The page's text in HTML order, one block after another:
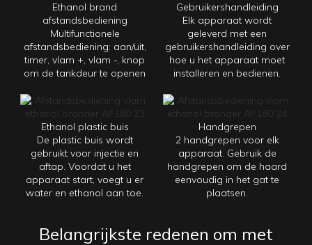
Ethanol brand
afstandsbediening
Multifunctionele
afstandsbediening: aan/uit,
timer, vlam +, vlam -, knop
om de tankdeur te openen
Gebruikershandleiding
Elk apparaat wordt
geleverd met een
gebruikershandleiding over
hoe u het apparaat moet
installeren en bedienen.
Ethanol plastic buis
De plastic buis wordt
gebruikt voor injectie en
aftap. Voordat u het
apparaat start, voegt u er
water en ethanol aan toe.
Handgrepen
2 handgrepen voor elk
apparaat. Gebruik de
handgrepen om de haard
eenvoudig in het gat te
plaatsen.
Belangrijkste redenen om met